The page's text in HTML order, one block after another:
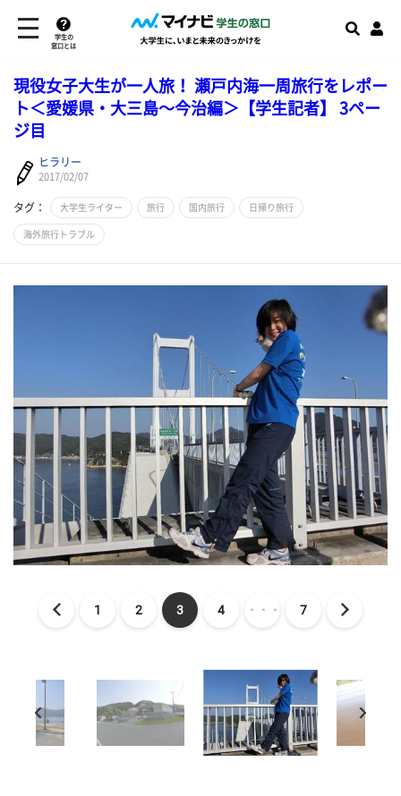
学生の
窓口とは
現役女子大生が一人旅！ 瀬戸内海一周旅行をレポー
ト＜愛媛県・大三島～今治編＞【学生記者】 3ペー
ジ目
ヒラリー
2017/02/07
タグ： 大学生ライター 旅行 国内旅行 日帰り旅行
海外旅行トラブル
1 2 3 4 ・・・ 7